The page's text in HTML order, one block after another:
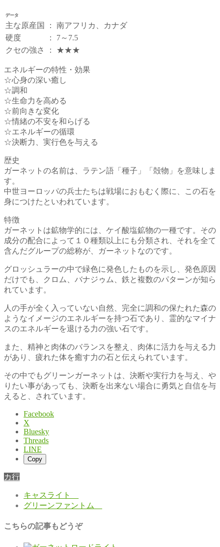
データ
主な原産国 ：
南アフリカ、カナダ
硬度
：
7～7.5
クセの強さ
： ★★★
エネルギーの特性・効果
☆心身の深い癒し
☆調和
☆生命力を高める
☆前向きな変化
☆情緒の不安を和らげる
☆エネルギーの循環
☆決断力、実行色を与える
歴史
ガーネットの名前は、ラテン語「種子」「殻物」を意味しま
す。
中世ヨーロッパの兵士たちは戦場におもむく際に、この石を
身につけたといわれています。
特徴
ガーネットは鉱物学的には、ケイ酸塩鉱物の一種です。その
成分の配合によって１０種類以上にも分類され、それを全て
含んだグループの総称が、ガーネットなのです。
グロッシュラーの中で緑色に発色したものを示し、発色原因
だけでも、クロム、バナジゥム、鉄と複数のパターンが知ら
れています。
人の手が全く入っていない自然、完全に調和の保たれた森の
ようなイメージのエネルギーを持つ石であり、霊的なマイナ
スのエネルギーを退ける力の強い石です。
また、精神と肉体のバランスを整え、肉体に活力を与える力
があり、疲れた体を癒す力の石と伝えられています。
その中でもグリーンガーネットは、決断や実行力を与え、や
りたい事があっても、決断を出来ない場合に勇気と自信を与
えると、されています。
Facebook
X
Bluesky
Threads
LINE
Copy
カ行
キャスライト
グリーンファントム
こちらの記事もどうぞ